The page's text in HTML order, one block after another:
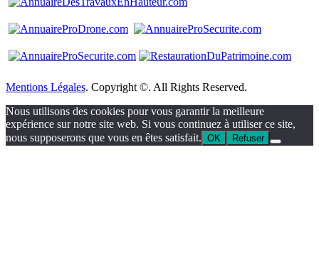
Mentions Légales. Copyright ©. All Rights Reserved.
Nous utilisons des cookies pour vous garantir la meilleure
expérience sur notre site web. Si vous continuez à utiliser ce site,
nous supposerons que vous en êtes satisfait. OK Refuser